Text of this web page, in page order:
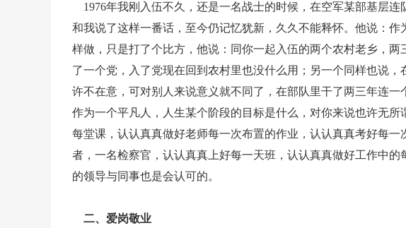
1976年我刚入伍不久，还是一名战士的时候，在空军某部基层
和我说了这样一番话，至今仍记忆犹新，久久不能释怀。他说：
样做，只是打了个比方，他说：同你一起入伍的两个农村老乡，
了一个党，入了党现在回到农村里也没什么用；另一个同样也说
许不在意，可对别人来说意义就不同了，在部队里干了两三年连
作为一个平凡人，人生某个阶段的目标是什么，对你来说也许无
每堂课，认认真真做好老师每一次布置的作业，认认真真考好每
者，一名检察官，认认真真上好每一天班，认认真真做好工作中
的领导与同事也是会认可的。
二、爱岗敬业